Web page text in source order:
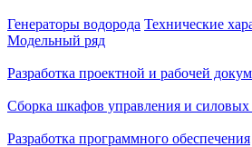
Генераторы водорода Технические
Модельный ряд
Разработка проектной и рабочей
Сборка шкафов управления и
Разработка программного обеспечения